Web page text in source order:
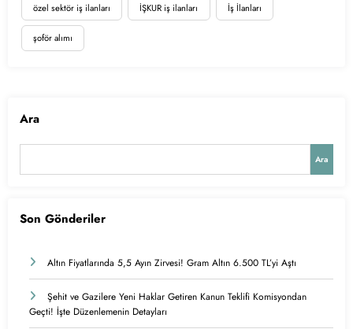
özel sektör iş ilanları İŞKUR iş ilanları İş İlanları
şoför alımı
Ara
Ara
Son Gönderiler
Altın Fiyatlarında 5,5 Ayın Zirvesi! Gram Altın 6.500 TL’yi Aştı
Şehit ve Gazilere Yeni Haklar Getiren Kanun Teklifi Komisyondan
Geçti! İşte Düzenlemenin Detayları